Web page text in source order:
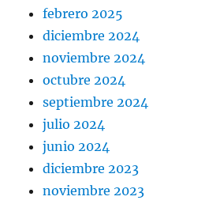
febrero 2025
diciembre 2024
noviembre 2024
octubre 2024
septiembre 2024
julio 2024
junio 2024
diciembre 2023
noviembre 2023